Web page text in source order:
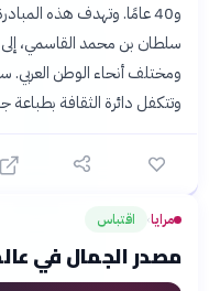
و40 عامًا. وتهدف هذه
سلطان بن محمد القاسمي، إلى
وتتكفل دائرة الثقافة بطباعة
مرايا› اقتباس
مصدر الجمال في